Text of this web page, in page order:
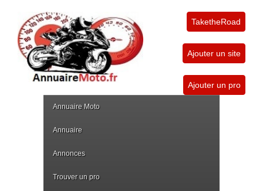
TaketheRoad
Ajouter un site
Ajouter un pro
Annuaire Moto
Annuaire
Annonces
Trouver un pro